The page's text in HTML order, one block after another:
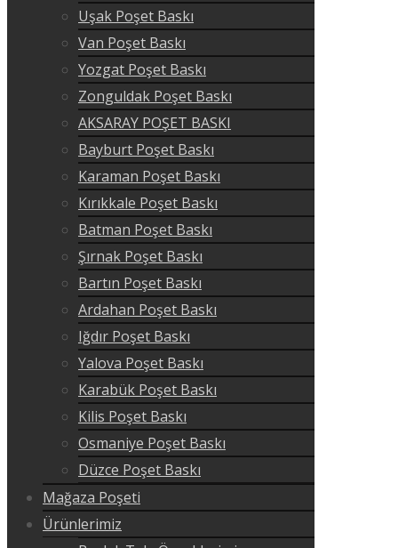
Uşak Poşet Baskı
Van Poşet Baskı
Yozgat Poşet Baskı
Zonguldak Poşet Baskı
AKSARAY POŞET BASKI
Bayburt Poşet Baskı
Karaman Poşet Baskı
Kırıkkale Poşet Baskı
Batman Poşet Baskı
Şırnak Poşet Baskı
Bartın Poşet Baskı
Ardahan Poşet Baskı
Iğdır Poşet Baskı
Yalova Poşet Baskı
Karabük Poşet Baskı
Kilis Poşet Baskı
Osmaniye Poşet Baskı
Düzce Poşet Baskı
Mağaza Poşeti
Ürünlerimiz